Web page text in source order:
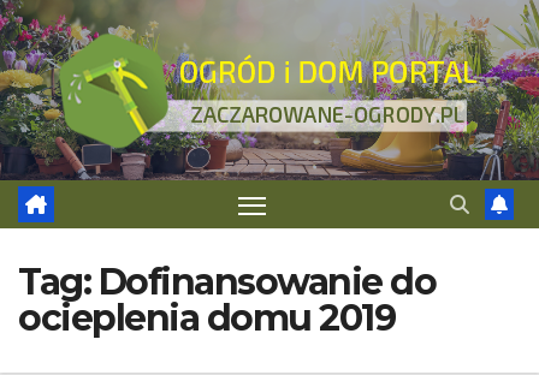
Skip
to
content
Tag: Dofinansowanie do
ocieplenia domu 2019